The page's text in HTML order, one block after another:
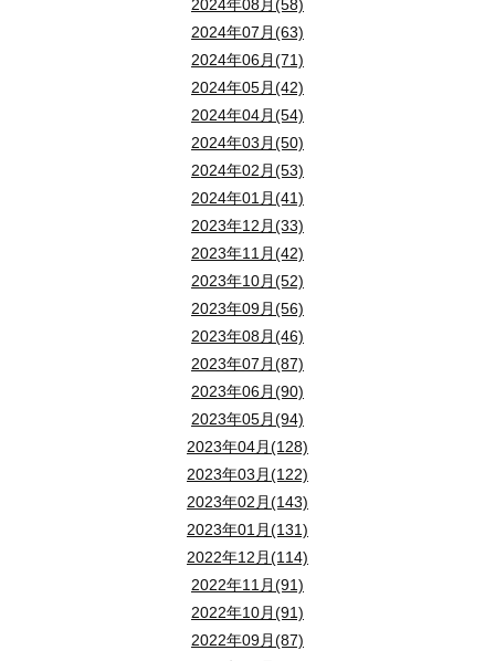
2024年08月(58)
2024年07月(63)
2024年06月(71)
2024年05月(42)
2024年04月(54)
2024年03月(50)
2024年02月(53)
2024年01月(41)
2023年12月(33)
2023年11月(42)
2023年10月(52)
2023年09月(56)
2023年08月(46)
2023年07月(87)
2023年06月(90)
2023年05月(94)
2023年04月(128)
2023年03月(122)
2023年02月(143)
2023年01月(131)
2022年12月(114)
2022年11月(91)
2022年10月(91)
2022年09月(87)